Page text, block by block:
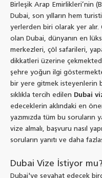
Birleşik Arap Emirlikleri’nin
Dubai, son yılların hem
yerlerden biri olarak yer alır.
olan Dubai, dünyanın en lüks
merkezleri, çöl safarileri,
dikkatleri üzerine
şehre yoğun ilgi
bir yere gitmek isteyenlerin
sıklıkla tercih edilen Dubai
edeceklerin aklındaki en
yazımızda tüm bu soruların
vize almalı, başvuru nasıl
soruların yanıtı ve daha
Dubai Vize İstiyor mu?
Dubai'ye seyahat edecek